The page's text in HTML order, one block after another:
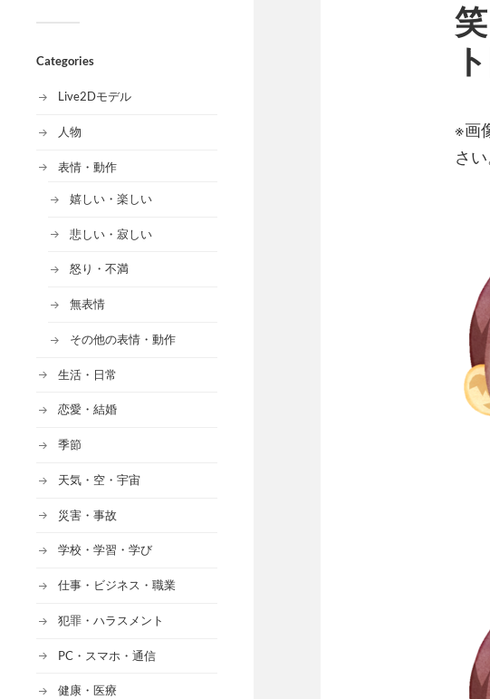
Categories
Live2Dモデル
人物
表情・動作
嬉しい・楽しい
悲しい・寂しい
怒り・不満
無表情
その他の表情・動作
生活・日常
恋愛・結婚
季節
天気・空・宇宙
災害・事故
学校・学習・学び
仕事・ビジネス・職業
犯罪・ハラスメント
PC・スマホ・通信
健康・医療
※画
さい